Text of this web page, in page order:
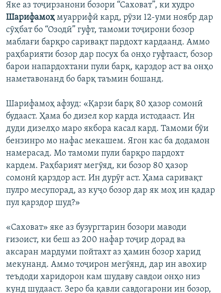
Яке аз тоҷирзанони бозори “Саховат”, ки худро
Шарифамоҳмуаррифӣ кард, рӯзи 12-уми ноябр дар
сӯҳбат бо “Озодӣ” гуфт, тамоми тоҷирони бозор
маблағи барқро саривақт пардохт кардаанд. Аммо
раҳбарияти бозор дар посух ба онҳо гуфтааст, бозор
барои напардохтани пули барқ, қарздор аст ва онҳо
наметавонанд бо барқ таъмин бошанд.
Шарифамоҳ афзуд: «Қарзи барқ 80 ҳазор сомонӣ
будааст. Ҳама бо дизел кор карда истодааст. Ин
дуди дизелҳо маро якбора касал кард. Тамоми бӯи
бензинро мо нафас мекашем. Ягон кас ба додамон
намерасад. Мо тамоми пули барқро пардохт
кардем. Раҳбарият мегӯяд, ки бозор 80 ҳазор
сомонӣ қарздор аст. Ин дурӯғ аст. Ҳама саривақт
пулро месупорад, аз куҷо бозор дар як моҳ ин қадар
пул қарздор шуд?»
«Саховат» яке аз бузургтарин бозори маводи
ғизоист, ки беш аз 200 нафар тоҷир дорад ва
аксаран мардуми пойтахт аз ҳамин бозор харид
мекунанд. Аммо тоҷирон мегӯянд, дар ин авохир
теъдоди харидорон кам шудаву савдои онҳо низ
кунд шудааст. Зеро ба қавли савдогарони ин бозор,